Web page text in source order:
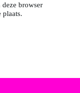
browser
plaats.